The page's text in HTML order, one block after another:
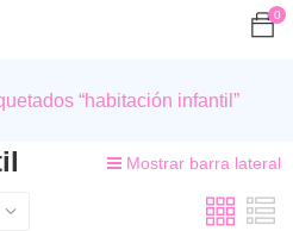
0
“habitación infantil”
Mostrar barra lateral